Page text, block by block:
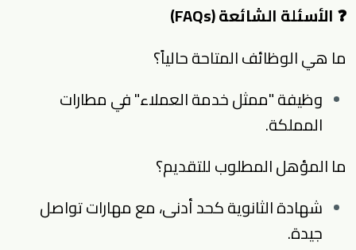
❓ الأسئلة الشائعة (FAQs)
ما هي الوظائف المتاحة حالياً؟
وظيفة "ممثل خدمة العملاء" في مطارات
المملكة.
ما المؤهل المطلوب للتقديم؟
شهادة الثانوية كحد أدنى، مع مهارات تواصل
جيدة.